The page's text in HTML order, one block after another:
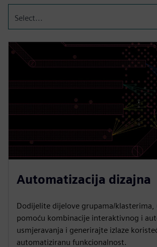
Select...
Automatizacija dizajna
Dodijelite dijelove grupama/klasterima,
pomoću kombinacije interaktivnog i
usmjeravanja i generirajte izlaze
automatiziranu funkcionalnost.